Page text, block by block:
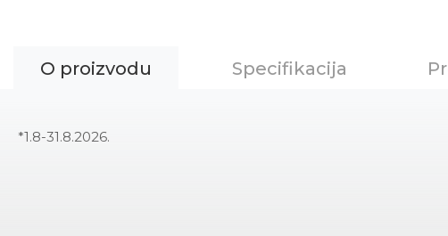
O proizvodu Specifikacija
*1.8-31.8.2026.